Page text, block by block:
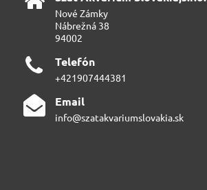
Nové Zámky
Nábrežná 38
94002
Telefón
+421907444381
Email
info@szatakvariumslovakia.sk